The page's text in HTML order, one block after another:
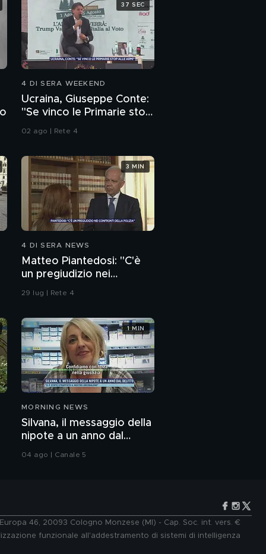
4 DI SERA WEEKEND
Ucraina, Giuseppe Conte:
"Se vinco le Primarie stop
alle armi"
02 ago | Rete 4
37 SEC
4 DI SERA NEWS
Matteo Piantedosi: "C'è
un pregiudizio nei
confronti della polizia"
29 lug | Rete 4
3 MIN
MORNING NEWS
Silvana, il messaggio della
nipote a un anno dal
delitto
04 ago | Canale 5
1 MIN
46, 20093 Cologno Monzese (MI) - Cap. Soc. int. vers. €
funzionale all'addestramento di sistemi di intelligenza